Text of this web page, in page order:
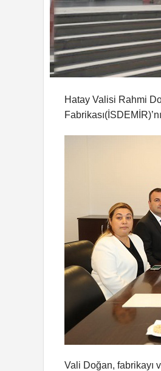
Hatay Valisi Rahmi
Vali Doğan, fabrikayı